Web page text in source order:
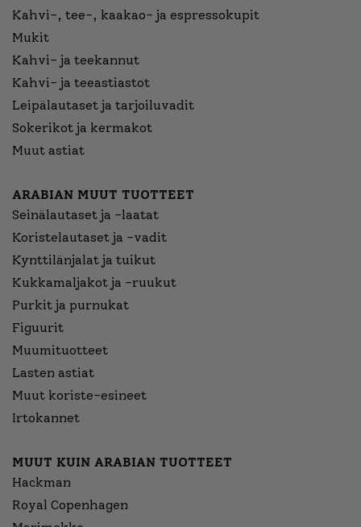
Kahvi-, tee-, kaakao- ja espressokupit
Mukit
Kahvi- ja teekannut
Kahvi- ja teeastiastot
Leipälautaset ja tarjoiluvadit
Sokerikot ja kermakot
Muut astiat
ARABIAN MUUT TUOTTEET
Seinälautaset ja -laatat
Koristelautaset ja -vadit
Kynttilänjalat ja tuikut
Kukkamaljakot ja -ruukut
Purkit ja purnukat
Figuurit
Muumituotteet
Lasten astiat
Muut koriste-esineet
Irtokannet
MUUT KUIN ARABIAN TUOTTEET
Hackman
Royal Copenhagen